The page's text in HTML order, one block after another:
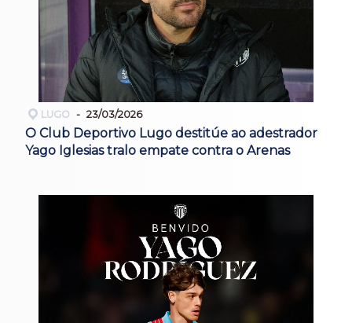
LUGO 23/03/2026
O Club Deportivo Lugo destitúe ao adestrador
Yago Iglesias tralo empate contra o Arenas